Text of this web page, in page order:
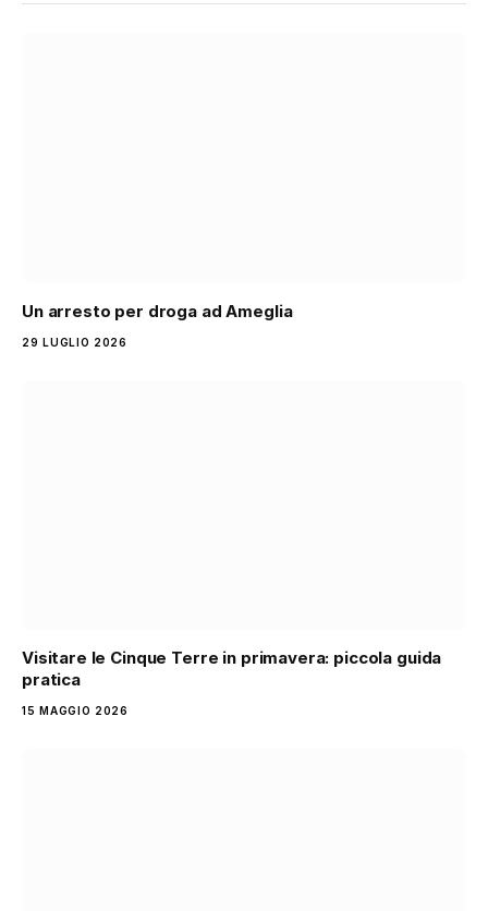
Un arresto per droga ad Ameglia
29 LUGLIO 2026
Visitare le Cinque Terre in primavera: piccola guida
pratica
15 MAGGIO 2026